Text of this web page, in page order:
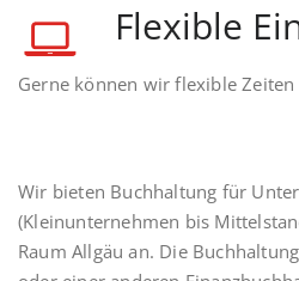
Flexible
Gerne können wir flexible
Wir bieten Buchhaltung für
(Kleinunternehmen bis
Raum Allgäu an. Die